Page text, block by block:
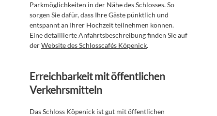
Parkmöglichkeiten in der Nähe des Schlosses. So
sorgen Sie dafür, dass Ihre Gäste pünktlich und
entspannt an Ihrer Hochzeit teilnehmen können.
Eine detaillierte Anfahrtsbeschreibung finden Sie auf
der Website des Schlosscafés Köpenick.
Erreichbarkeit mit öffentlichen
Verkehrsmitteln
Das Schloss Köpenick ist gut mit öffentlichen